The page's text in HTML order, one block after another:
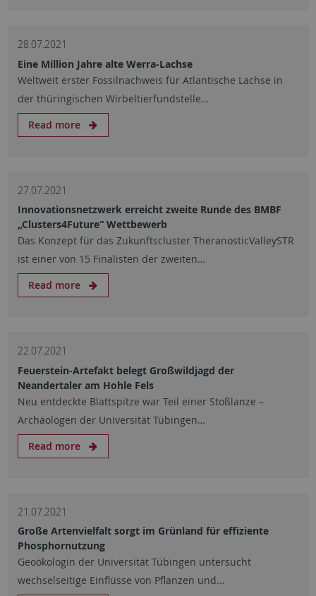
28.07.2021
Eine Million Jahre alte Werra-Lachse
Weltweit erster Fossilnachweis für Atlantische Lachse in
der thüringischen Wirbeltierfundstelle…
Read more
27.07.2021
Innovationsnetzwerk erreicht zweite Runde des BMBF
„Clusters4Future“ Wettbewerb
Das Konzept für das Zukunftscluster TheranosticValleySTR
ist einer von 15 Finalisten der zweiten…
Read more
22.07.2021
Feuerstein-Artefakt belegt Großwildjagd der
Neandertaler am Hohle Fels
Neu entdeckte Blattspitze war Teil einer Stoßlanze –
Archäologen der Universität Tübingen…
Read more
21.07.2021
Große Artenvielfalt sorgt im Grünland für effiziente
Phosphornutzung
Geoökologin der Universität Tübingen untersucht
wechselseitige Einflüsse von Pflanzen und…